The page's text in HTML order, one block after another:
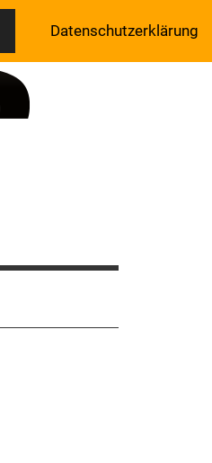
Datenschutzerklärung